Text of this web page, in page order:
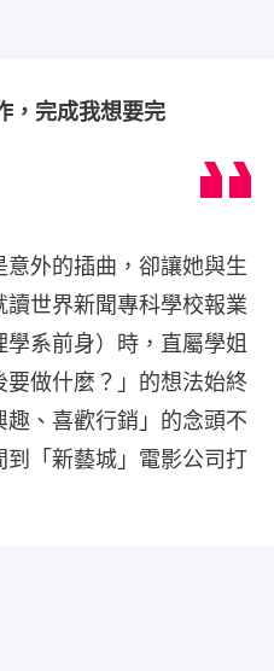
，完成我想要完
外的插曲，卻讓她與生
世界新聞專科學校報業
系前身）時，直屬學姐
做什麼？」的想法始終
、喜歡行銷」的念頭不
「新藝城」電影公司打